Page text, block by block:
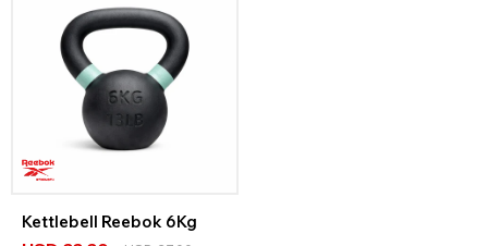
Kettlebell Reebok 6Kg